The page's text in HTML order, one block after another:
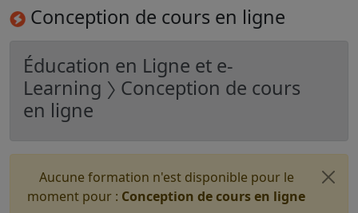
Conception de cours en ligne
Éducation en Ligne et e-
Learning 〉 Conception de cours
en ligne
Aucune formation n'est disponible pour le
moment pour : Conception de cours en ligne